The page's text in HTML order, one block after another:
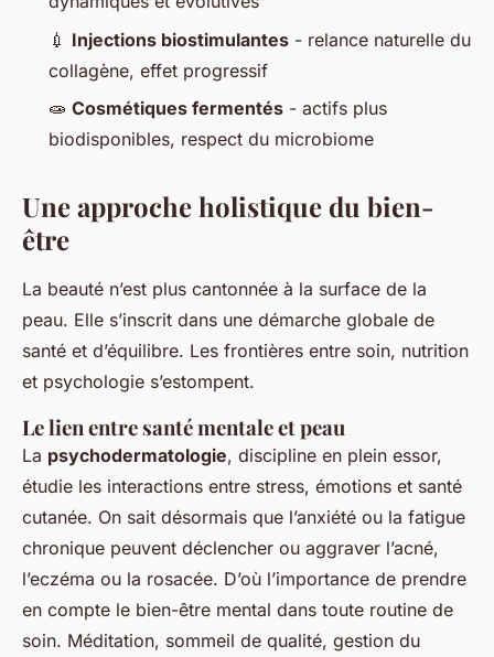
💉 Injections biostimulantes - relance naturelle du
collagène, effet progressif
🧫 Cosmétiques fermentés - actifs plus
biodisponibles, respect du microbiome
Une approche holistique du bien-
être
La beauté n’est plus cantonnée à la surface de la
peau. Elle s’inscrit dans une démarche globale de
santé et d’équilibre. Les frontières entre soin, nutrition
et psychologie s’estompent.
Le lien entre santé mentale et peau
La psychodermatologie, discipline en plein essor,
étudie les interactions entre stress, émotions et santé
cutanée. On sait désormais que l’anxiété ou la fatigue
chronique peuvent déclencher ou aggraver l’acné,
l’eczéma ou la rosacée. D’où l’importance de prendre
en compte le bien-être mental dans toute routine de
soin. Méditation, sommeil de qualité, gestion du